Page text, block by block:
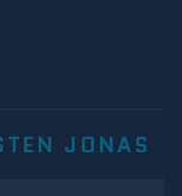
JONAS